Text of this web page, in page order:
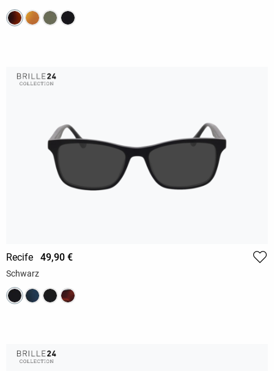
Recife 49,90 €
Schwarz